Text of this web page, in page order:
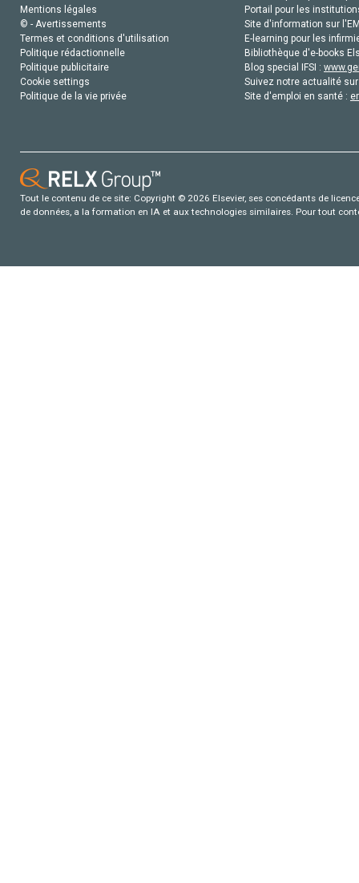
Mentions légales
© - Avertissements
Termes et conditions d'utilisation
Politique rédactionnelle
Politique publicitaire
Cookie settings
Politique de la vie privée
Portail pour les
Site d'information sur
E-learning pour les
Bibliothèque d'e-books
Blog special IFSI :
Suivez notre actualité
Site d'emploi en santé :
Tout le contenu de ce site: Copyright © 2026 Elsevier, ses concédants de
de données, a la formation en IA et aux technologies similaires. Pour tout